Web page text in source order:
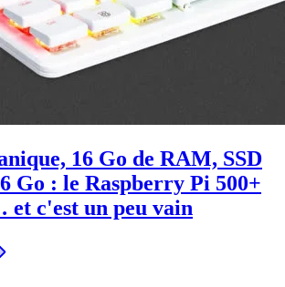
16 Go de RAM, SSD
Go : le Raspberry Pi 500+
c'est un peu vain